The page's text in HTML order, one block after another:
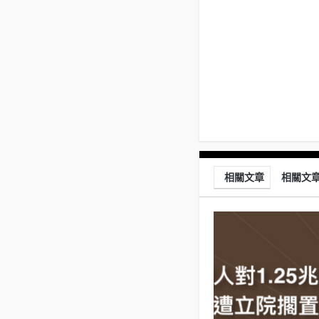
相關文章 相關文